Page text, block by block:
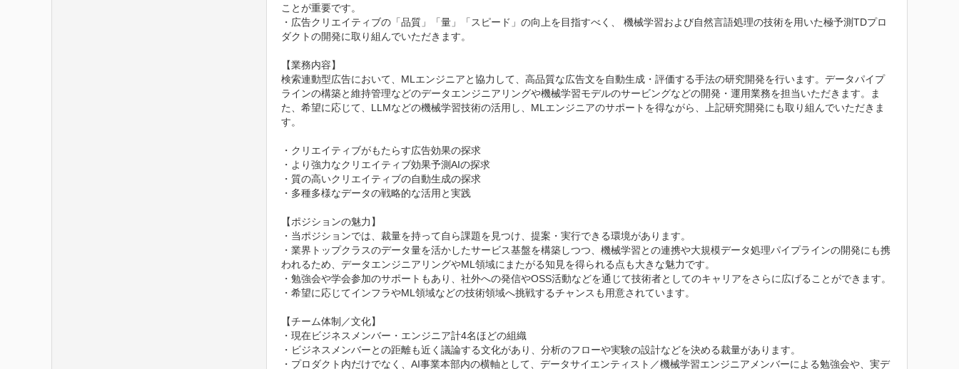
ことが重要です。
・広告クリエイティブの「品質」「量」「スピード」の向上を目指すべく、 機械学習および自然言語処理の技術を用いた極予測TDプロ
ダクトの開発に取り組んでいただきます。
【業務内容】
検索連動型広告において、MLエンジニアと協力して、高品質な広告文を自動生成・評価する手法の研究開発を行います。データパイプ
ラインの構築と維持管理などのデータエンジニアリングや機械学習モデルのサービングなどの開発・運用業務を担当いただきます。ま
た、希望に応じて、LLMなどの機械学習技術の活用し、MLエンジニアのサポートを得ながら、上記研究開発にも取り組んでいただきま
す。
・クリエイティブがもたらす広告効果の探求
・より強力なクリエイティブ効果予測AIの探求
・質の高いクリエイティブの自動生成の探求
・多種多様なデータの戦略的な活用と実践
【ポジションの魅力】
・当ポジションでは、裁量を持って自ら課題を見つけ、提案・実行できる環境があります。
・業界トップクラスのデータ量を活かしたサービス基盤を構築しつつ、機械学習との連携や大規模データ処理パイプラインの開発にも携
われるため、データエンジニアリングやML領域にまたがる知見を得られる点も大きな魅力です。
・勉強会や学会参加のサポートもあり、社外への発信やOSS活動などを通じて技術者としてのキャリアをさらに広げることができます。
・希望に応じてインフラやML領域などの技術領域へ挑戦するチャンスも用意されています。
【チーム体制／文化】
・現在ビジネスメンバー・エンジニア計4名ほどの組織
・ビジネスメンバーとの距離も近く議論する文化があり、分析のフローや実験の設計などを決める裁量があります。
・プロダクト内だけでなく、AI事業本部内の横軸として、データサイエンティスト／機械学習エンジニアメンバーによる勉強会や、実デ